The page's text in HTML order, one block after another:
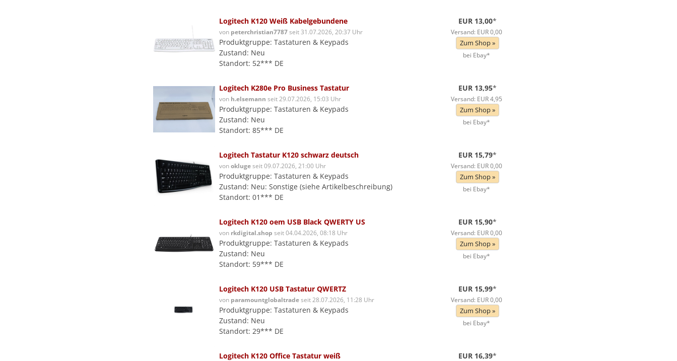
Logitech K120 Weiß Kabelgebundene
von peterchristian7787seit 31.07.2026, 20:37 Uhr
Produktgruppe: Tastaturen & Keypads
Zustand: Neu
Standort: 52*** DE
EUR 13,00*
Versand: EUR 0,00
Zum Shop »
bei Ebay*
Logitech K280e Pro Business Tastatur
von h.elsemann seit 29.07.2026, 15:03 Uhr
Produktgruppe: Tastaturen & Keypads
Zustand: Neu
Standort: 85*** DE
EUR 13,95*
Versand: EUR 4,95
Zum Shop »
bei Ebay*
Logitech Tastatur K120 schwarz deutsch
vonoklugeseit 09.07.2026, 21:00 Uhr
Produktgruppe: Tastaturen & Keypads
Zustand: Neu: Sonstige (siehe Artikelbeschreibung)
Standort: 01*** DE
EUR 15,79*
Versand: EUR 0,00
Zum Shop »
bei Ebay*
Logitech K120 oem USB Black QWERTY US
von rkdigital.shop seit 04.04.2026, 08:18 Uhr
Produktgruppe: Tastaturen & Keypads
Zustand: Neu
Standort: 59*** DE
EUR 15,90*
Versand: EUR 0,00
Zum Shop »
bei Ebay*
Logitech K120 USB Tastatur QWERTZ
von paramountglobaltradeseit 28.07.2026, 11:28 Uhr
Produktgruppe: Tastaturen & Keypads
Zustand: Neu
Standort: 29*** DE
EUR 15,99*
Versand: EUR 0,00
Zum Shop »
bei Ebay*
Logitech K120 Office Tastatur weiß EUR 16,39*